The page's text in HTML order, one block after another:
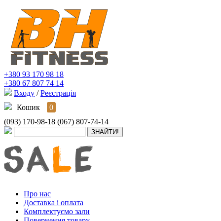
+380 93 170 98 18
+380 67 807 74 14
Входу / Реєстрація
Кошик
0
(093) 170-98-18 (067) 807-74-14
Про нас
Доставка і оплата
Комплектуємо зали